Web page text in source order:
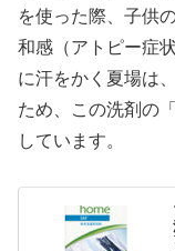
を使った際、子供
和感（アトピー症
に汗をかく夏場は
ため、この洗剤の
しています。